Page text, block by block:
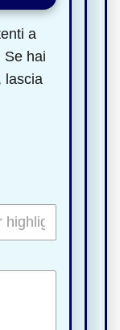
a
Se hai
lascia